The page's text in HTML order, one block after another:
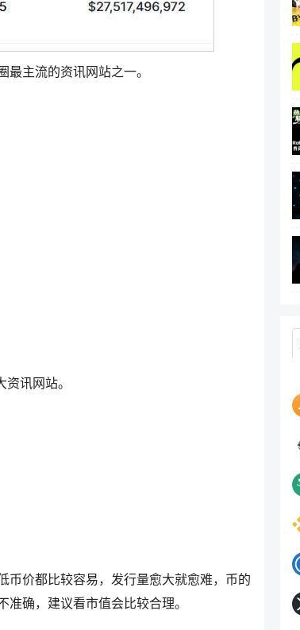
最主流的资讯网站之一。
讯网站。
币价都比较容易，发行量愈大就愈难，币的
准确，建议看市值会比较合理。